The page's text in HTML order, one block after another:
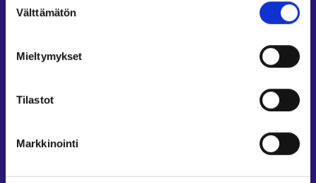
Lue tarkemmin
valinta
Välttämätön
Mieltymykset
Tilastot
Markkinointi
Avoimet työpaikat
Työllisyysalueiden yhteystiedot
Asiointi- ja Oma työpolku -osioiden ohjeet